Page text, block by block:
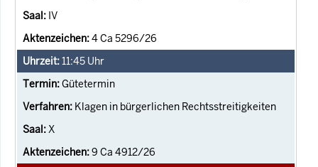
IV
4 Ca 5296/26
11:45 Uhr
Gütetermin
Klagen in bürgerlichen Rechtsstreitigkeiten
X
9 Ca 4912/26